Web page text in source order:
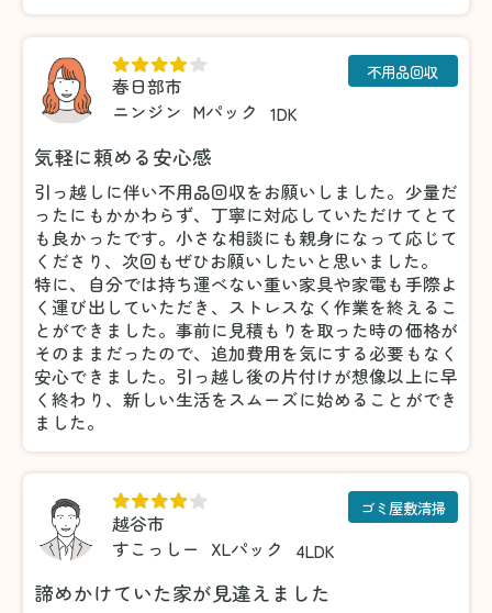
春日部市
ニンジン Mパック 1DK
不用品回収
気軽に頼める安心感
引っ越しに伴い不用品回収をお願いしました。少量だ
ったにもかかわらず、丁寧に対応していただけてとて
も良かったです。小さな相談にも親身になって応じて
くださり、次回もぜひお願いしたいと思いました。
特に、自分では持ち運べない重い家具や家電も手際よ
く運び出していただき、ストレスなく作業を終えるこ
とができました。事前に見積もりを取った時の価格が
そのままだったので、追加費用を気にする必要もなく
安心できました。引っ越し後の片付けが想像以上に早
く終わり、新しい生活をスムーズに始めることができ
ました。
越谷市
すこっしー
XLパック 4LDK
ゴミ屋敷清掃
諦めかけていた家が見違えました